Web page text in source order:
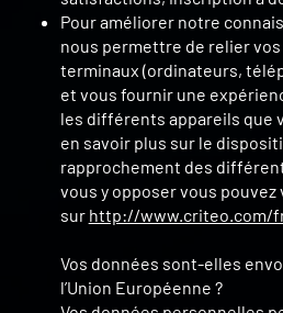
Pour améliorer notre
nous permettre de relier
terminaux (ordinateurs,
et vous fournir une
les différents appareils que
en savoir plus sur le
rapprochement des
vous y opposer vous pouvez
sur http://www.criteo.com/
Vos données sont-elles
l’Union Européenne ?